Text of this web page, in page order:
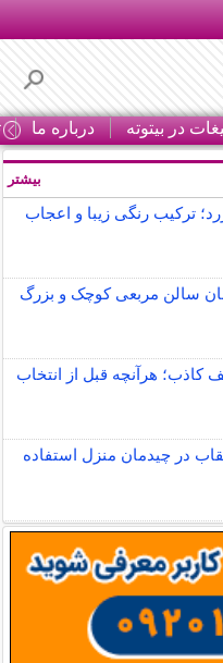
در بیتوته درباره ما
ترکیب رنگی زیبا و اعجاب
سالن مربعی کوچک و بزرگ
کاذب؛ هرآنچه قبل از انتخاب
در چیدمان منزل استفاده
بیشتر